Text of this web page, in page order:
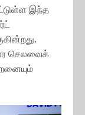
இந்த
செலவைக்